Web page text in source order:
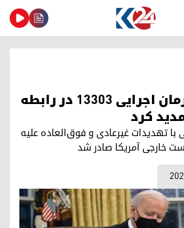
جو بایدن فرمان اجرایی ۱۳۳۰۳ در رابطه
کرد
با تهدیدات غیرعادی و فوق‌‌العاده علیه
خارجی آمریکا صادر شد